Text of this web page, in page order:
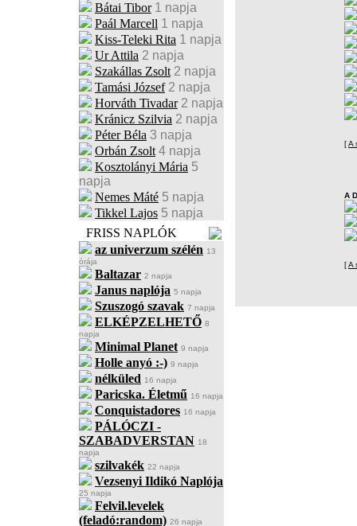
Bátai Tibor 1 napja
Paál Marcell 1 napja
Kiss-Teleki Rita 1 napja
Ur Attila 2 napja
Szakállas Zsolt 2 napja
Tamási József 2 napja
Horváth Tivadar 2 napja
Kránicz Szilvia 2 napja
Péter Béla 3 napja
Orbán Zsolt 4 napja
Kosztolányi Mária 5
napja
Nemes Máté 5 napja
Tikkel Lajos 5 napja
FRISS NAPLÓK
az univerzum szélén 13
órája
Baltazar 2 napja
Janus naplója 5 napja
Szuszogó szavak 7 napja
ELKÉPZELHETŐ 8
napja
Minimal Planet 9 napja
Holle anyó :-) 9 napja
nélküled 16 napja
Paricska. Életmű 16 napja
Conquistadores 16 napja
PÁLÓCZI -
SZABADVERSTAN 18
napja
szilvakék 22 napja
Vezsenyi Ildikó Naplója
25 napja
Felvil.levelek
(feladó:random) 26 napja
[A
A
[A